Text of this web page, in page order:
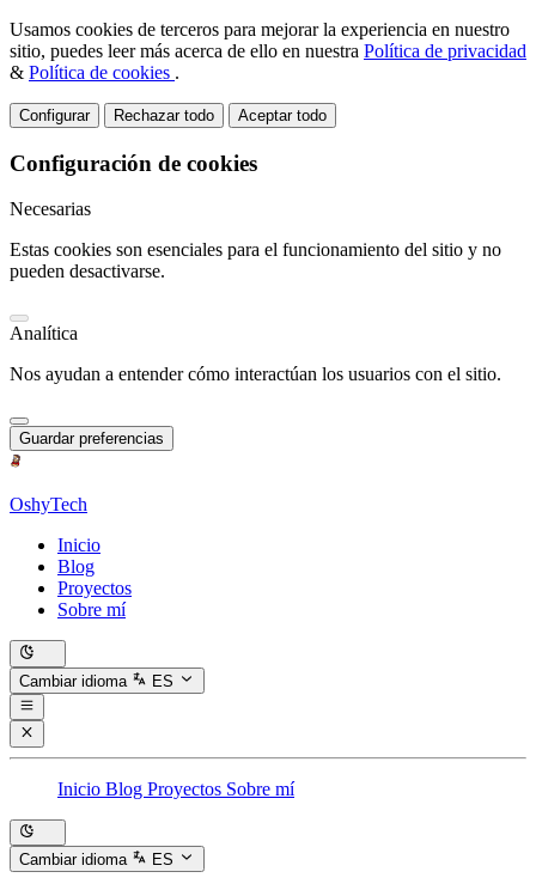
Usamos cookies de terceros para mejorar la experiencia en nuestro
sitio, puedes leer más acerca de ello en nuestra Política de privacidad
& Política de cookies .
Configurar Rechazar todo Aceptar todo
Configuración de cookies
Necesarias
Estas cookies son esenciales para el funcionamiento del sitio y no
pueden desactivarse.
Analítica
Nos ayudan a entender cómo interactúan los usuarios con el sitio.
Guardar preferencias
OshyTech
Inicio
Blog
Proyectos
Sobre mí
Cambiar idioma ES
Inicio Blog Proyectos Sobre mí
Cambiar idioma ES